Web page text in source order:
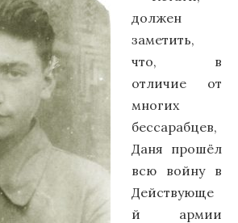
должен
заметить,
что, в
отличие от
многих
бессарабцев,
Даня прошёл
всю войну в
Действующе
й армии